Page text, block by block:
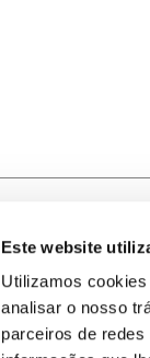
Este website
Utilizamos
analisar o nosso
parceiros de